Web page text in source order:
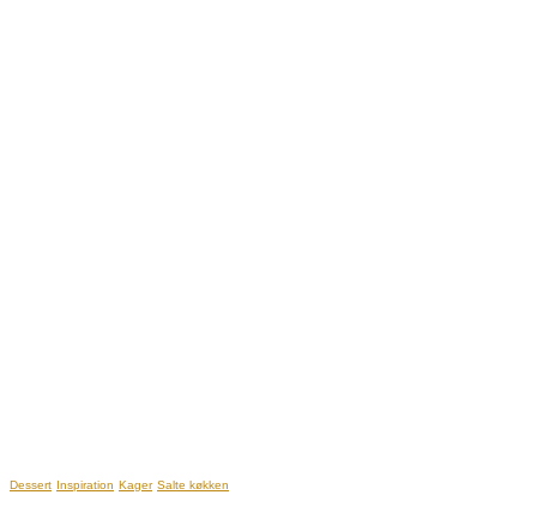
Dessert Inspiration Kager Salte køkken